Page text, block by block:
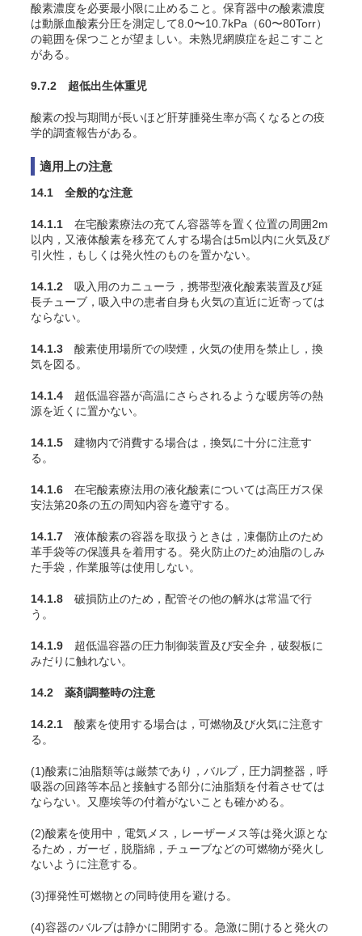
酸素濃度を必要最小限に止めること。保育器中の酸素濃度
は動脈血酸素分圧を測定して8.0〜10.7kPa（60〜80Torr）
の範囲を保つことが望ましい。未熟児網膜症を起こすこと
がある 。
9.7.2 超低出生体重児
酸素の投与期間が長いほど肝芽腫発生率が高くなるとの疫
学的調査報告がある 。
適用上の注意
14.1 全般的な注意
14.1.1 在宅酸素療法の充てん容器等を置く位置の周囲2m
以内，又液体酸素を移充てんする場合は5m以内に火気及び
引火性，もしくは発火性のものを置かない。
14.1.2 吸入用のカニューラ，携帯型液化酸素装置及び延
長チューブ，吸入中の患者自身も火気の直近に近寄っては
ならない。
14.1.3 酸素使用場所での喫煙，火気の使用を禁止し，換
気を図る。
14.1.4 超低温容器が高温にさらされるような暖房等の熱
源を近くに置かない。
14.1.5 建物内で消費する場合は，換気に十分に注意す
る。
14.1.6 在宅酸素療法用の液化酸素については高圧ガス保
安法第20条の五の周知内容を遵守する。
14.1.7 液体酸素の容器を取扱うときは，凍傷防止のため
革手袋等の保護具を着用する。発火防止のため油脂のしみ
た手袋，作業服等は使用しない。
14.1.8 破損防止のため，配管その他の解氷は常温で行
う。
14.1.9 超低温容器の圧力制御装置及び安全弁，破裂板に
みだりに触れない。
14.2 薬剤調整時の注意
14.2.1 酸素を使用する場合は，可燃物及び火気に注意す
る。
(1)酸素に油脂類等は厳禁であり，バルブ，圧力調整器，呼
吸器の回路等本品と接触する部分に油脂類を付着させては
ならない。又塵埃等の付着がないことも確かめる。
(2)酸素を使用中，電気メス，レーザーメス等は発火源とな
るため，ガーゼ，脱脂綿，チューブなどの可燃物が発火し
ないように注意する 。
(3)揮発性可燃物との同時使用を避ける。
(4)容器のバルブは静かに開閉する。急激に開けると発火の